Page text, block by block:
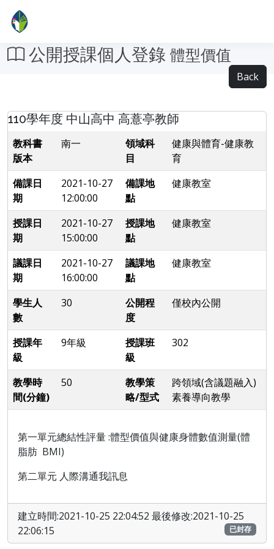
公開授課個人登錄 體型價值
Back
110學年度 中山高中 高薏亭教師
教科書
版本
南一
領域科
目
健康與體育-健康教
育
備課日
期
2021-10-27
12:00:00
備課地
點
健康教室
授課日
期
2021-10-27
15:00:00
授課地
點
健康教室
議課日
期
2021-10-27
16:00:00
議課地
點
健康教室
學生人
數
30
公開程
度
僅校內公開
授課年
級
9年級
授課班
級
302
教學時
間(分鐘)
50
教學策
略/型式
跨領域(含議題融入)
素養導向教學
第一單元總結性評量 :體型價值與健康身體數值測量(體
脂肪 BMI)
第二單元 人際溝通我訊息
建立時間:2021-10-25 22:04:52 最後修改:2021-10-25
22:06:15
已封存